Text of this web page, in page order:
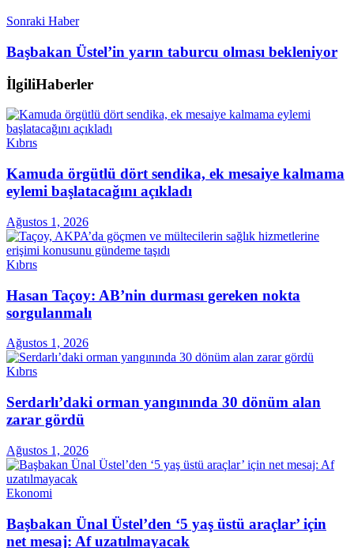
Sonraki Haber
Başbakan Üstel’in yarın taburcu olması bekleniyor
İlgiliHaberler
Kıbrıs
Kamuda örgütlü dört sendika, ek mesaiye kalmama
eylemi başlatacağını açıkladı
Ağustos 1, 2026
Kıbrıs
Hasan Taçoy: AB’nin durması gereken nokta
sorgulanmalı
Ağustos 1, 2026
Kıbrıs
Serdarlı’daki orman yangınında 30 dönüm alan
zarar gördü
Ağustos 1, 2026
Ekonomi
Başbakan Ünal Üstel’den ‘5 yaş üstü araçlar’ için
net mesaj: Af uzatılmayacak